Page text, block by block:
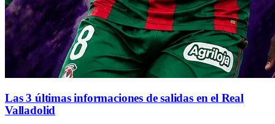
Las 3 últimas informaciones de salidas en el Real
Valladolid